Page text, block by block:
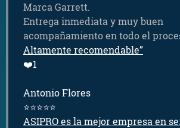
Marca Garrett.
Entrega inmediata y muy buen
acompañamiento en todo el
Altamente recomendable”
❤️1
Antonio Flores
⭐⭐⭐⭐⭐
ASIPRO es la mejor empresa en